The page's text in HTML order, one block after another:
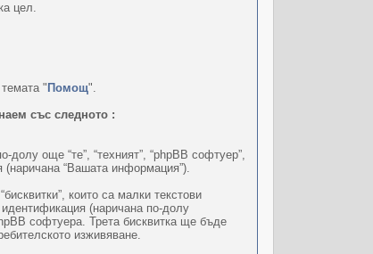
цел.
" Помощ".
със следното :
още “те”, “техният”, “phpBB софтуер”,
(наричана “Вашата информация”).
които са малки текстови
(наричана по-долу
софтуера. Трета бисквитка ще бъде
изживяване.